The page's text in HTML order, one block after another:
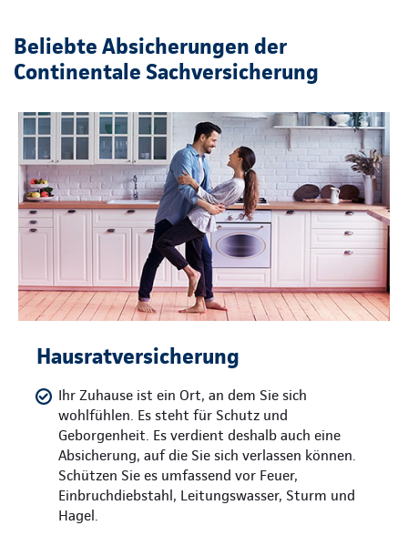
Beliebte Absicherungen der
Continentale Sachversicherung
Hausratversicherung
Ihr Zuhause ist ein Ort, an dem Sie sich
wohlfühlen. Es steht für Schutz und
Geborgenheit. Es verdient deshalb auch eine
Absicherung, auf die Sie sich verlassen können.
Schützen Sie es umfassend vor Feuer,
Einbruchdiebstahl, Leitungswasser, Sturm und
Hagel.